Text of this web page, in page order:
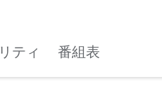
ティ 番組表